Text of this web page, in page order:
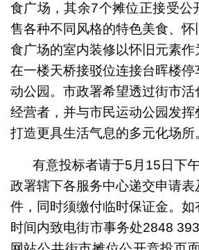
食广场，其余7个摊位正接受公
售各种不同风格的特色美食、
食广场的室内装修以怀旧元素作
在一楼天桥接驳位连接台晖楼
动公园。市政署希望透过街市
经营者，并与市民运动公园发
打造更具生活气息的多元化场所
有意投标者请于5月15日下
政署辖下各服务中心递交申请
件，同时须缴付临时保证金。
时间内致电街市事务处2848